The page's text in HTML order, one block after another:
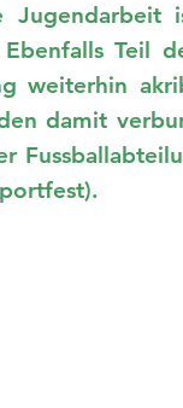
Teil
weiterhin
damit